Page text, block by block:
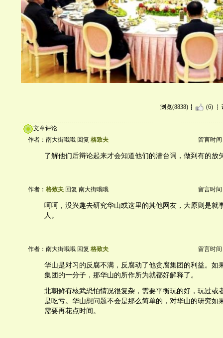
浏览(8838) (6)
文章评论
作者：南大街哦哦 回复 格致夫 留言时间
了解他们后辩论起来才会知道他们的潜台词，做到有的放
作者： 格致夫 回复 南大街哦哦 留言时间
呵呵，没兴趣去研究华山或这里的其他网友，大原则是就
人。
作者：南大街哦哦 回复 格致夫 留言时间
华山是对习的反腐不满，反腐动了他贪腐集团的利益。如
集团的一分子，那华山的所作所为就都好解释了。
北朝鲜有核武恐怕情况很复杂，需要平衡玩的好，玩过或
是吃亏。华山想问题不会是那么简单的，对华山的研究如
需要再花点时间。